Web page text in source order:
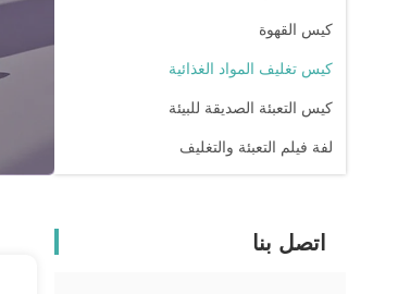
كيس القهوة
كيس تغليف المواد الغذائية
كيس التعبئة الصديقة للبيئة
لفة فيلم التعبئة والتغليف
اتصل بنا